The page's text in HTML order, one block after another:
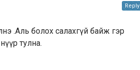
.Аль болох салахгүй байж гэр
тулна.
Reply